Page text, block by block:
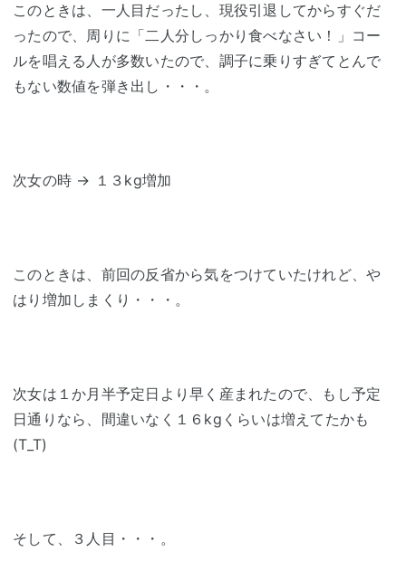
このときは、一人目だったし、現役引退してからすぐだ
ったので、周りに「二人分しっかり食べなさい！」コー
ルを唱える人が多数いたので、調子に乗りすぎてとんで
もない数値を弾き出し・・・。
次女の時 → １３kg増加
このときは、前回の反省から気をつけていたけれど、や
はり増加しまくり・・・。
次女は１か月半予定日より早く産まれたので、もし予定
日通りなら、間違いなく１６kgくらいは増えてたかも
(T_T)
そして、３人目・・・。